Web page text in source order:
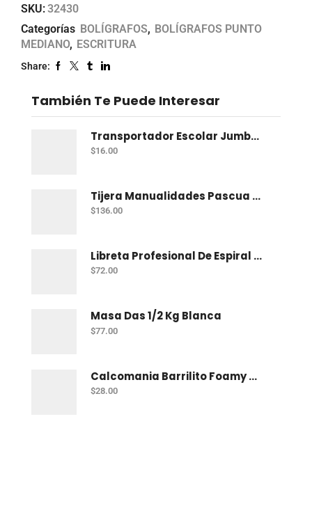
SKU:32430
Categorías BOLÍGRAFOS, BOLÍGRAFOS PUNTO
MEDIANO, ESCRITURA
Share:
También Te Puede Interesar
Transportador Escolar Jumbo Plastico 360 Grados
$16.00
Tijera Manualidades Pascua P/Foamy Ondas
$136.00
Libreta Profesional De Espiral Norma Color 100 H Bco
$72.00
Masa Das 1/2 Kg Blanca
$77.00
Calcomania Barrilito Foamy Dinosaurios
$28.00